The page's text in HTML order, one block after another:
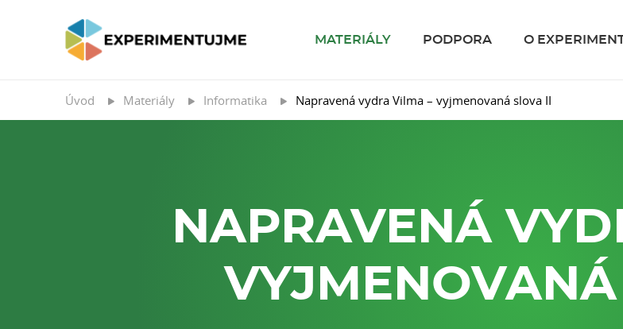
MATERIÁLY PODPORA O
Úvod Materiály Informatika Napravená vydra Vilma – vyjmenovaná slova II
NAPRAVENÁ
VYJMENOVANÁ